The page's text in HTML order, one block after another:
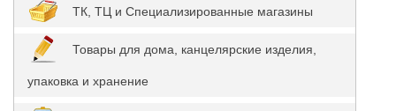
ТК, ТЦ и Специализированные магазины
Товары для дома, канцелярские изделия,
упаковка и хранение